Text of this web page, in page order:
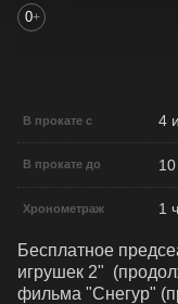
0+
В прокате с 4
В прокате до
Хронометраж 1
Бесплатное
игрушек 2"
фильма "Снегур"